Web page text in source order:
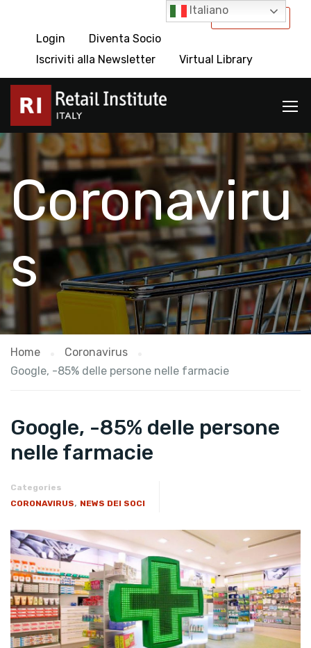
International
Login
Diventa Socio
Iscriviti alla Newsletter
Virtual Library
Coronaviru
s
Home
Coronavirus
Google, -85% delle persone nelle farmacie
Google, -85% delle persone
nelle farmacie
Categories
CORONAVIRUS, NEWS DEI SOCI
Italiano